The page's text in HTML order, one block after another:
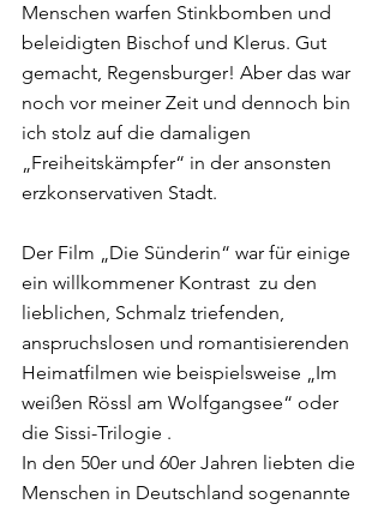
Menschen warfen Stinkbomben und
beleidigten Bischof und Klerus. Gut
gemacht, Regensburger! Aber das war
noch vor meiner Zeit und dennoch bin
ich stolz auf die damaligen
„Freiheitskämpfer“ in der ansonsten
erzkonservativen Stadt.
Der Film „Die Sünderin“ war für einige
ein willkommener Kontrast  zu den
lieblichen, Schmalz triefenden,
anspruchslosen und romantisierenden
Heimatfilmen wie beispielsweise „Im
weißen Rössl am Wolfgangsee“ oder
die Sissi-Trilogie .
In den 50er und 60er Jahren liebten die
Menschen in Deutschland sogenannte